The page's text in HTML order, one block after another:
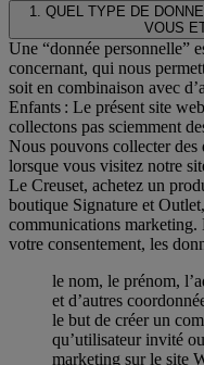
1. QUEL TYPE DE
VOUS
Une “donnée personnelle”
concernant, qui nous
soit en combinaison avec
Enfants : Le présent site
collectons pas sciemment
Nous pouvons collecter des
lorsque vous visitez notre
Le Creuset, achetez un
boutique Signature et
communications
votre consentement, les
le nom, le prénom,
et d’autres
le but de créer un
qu’utilisateur invité
marketing sur le site